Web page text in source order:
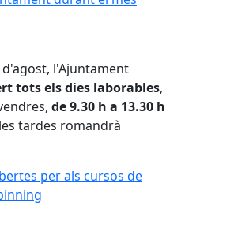
l'Ajuntament
tots els dies laborables,
de 9.30 h a 13.30 h
tardes romandrà
per als cursos de gimnàstica i
per als cursos de